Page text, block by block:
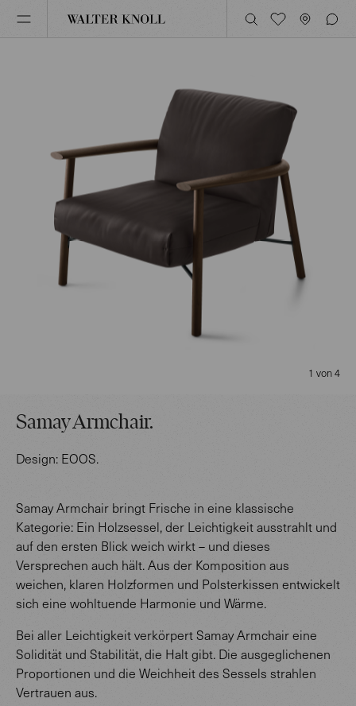
Samay Armchair.
Design: EOOS.
Samay Armchair bringt Frische in eine klassische
Kategorie: Ein Holzsessel, der Leichtigkeit ausstrahlt und
auf den ersten Blick weich wirkt – und dieses
Versprechen auch hält. Aus der Komposition aus
weichen, klaren Holzformen und Polsterkissen entwickelt
sich eine wohltuende Harmonie und Wärme.
Bei aller Leichtigkeit verkörpert Samay Armchair eine
Solidität und Stabilität, die Halt gibt. Die ausgeglichenen
Proportionen und die Weichheit des Sessels strahlen
Vertrauen aus.
1 von 4